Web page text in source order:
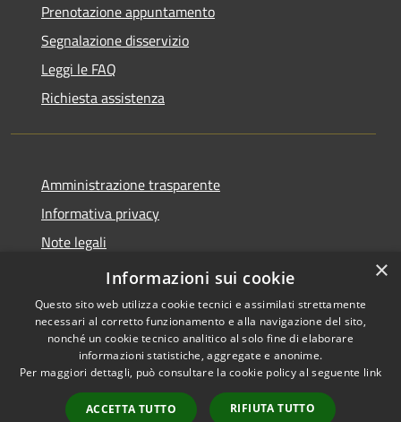
Prenotazione appuntamento
Segnalazione disservizio
Leggi le FAQ
Richiesta assistenza
Amministrazione trasparente
Informativa privacy
Note legali
Dichiarazione di accessibilità
Accessibilità
Copyright © 2026 • Comune di
Volongo • Powered by
Municipium•
Accesso
×
Informazioni sui cookie
Questo sito web utilizza cookie tecnici e assimilati strettamente
necessari al corretto funzionamento e alla navigazione del sito,
nonché un cookie tecnico analitico al solo fine di elaborare
informazioni statistiche, aggregate e anonime.
Per maggiori dettagli, può consultare la cookie policy al seguente link
ACCETTA TUTTO RIFIUTA TUTTO